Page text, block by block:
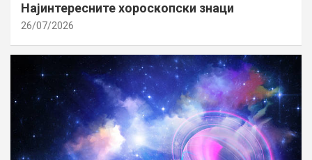
Најинтересните хороскопски знаци
26/07/2026